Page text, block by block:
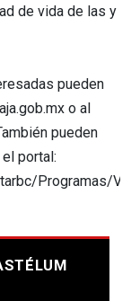
de vida de las y
pueden
o al
pueden
portal:
Programas/